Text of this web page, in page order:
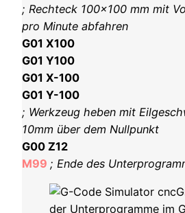
; Rechteck 100×100 mm mit
pro Minute abfahren
G01 X100
G01 Y100
G01 X-100
G01 Y-100
; Werkzeug heben mit
10mm über dem Nullpunkt
G00 Z12
M99 ; Ende des